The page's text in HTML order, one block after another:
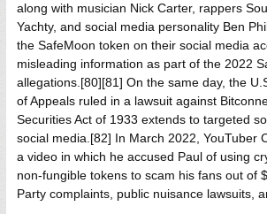
along with musician Nick Carter, rappers
Yachty, and social media personality Ben
the SafeMoon token on their social media
misleading information as part of the 2022
allegations.[80][81] On the same day, the
of Appeals ruled in a lawsuit against
Securities Act of 1933 extends to targeted
social media.[82] In March 2022, YouTuber
a video in which he accused Paul of using
non-fungible tokens to scam his fans out of
Party complaints, public nuisance lawsuits,